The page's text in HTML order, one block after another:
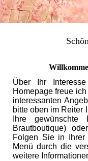
Über Ihr
Homepage freue
interessanten
bitte oben im Reiter
Ihre
Brautboutique)
Folgen Sie in Ihrer
Menü durch die
weitere